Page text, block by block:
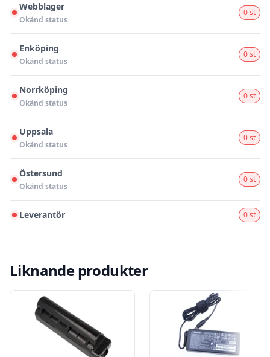
Webblager
Okänd status
0 st
Enköping
Okänd status
0 st
Norrköping
Okänd status
0 st
Uppsala
Okänd status
0 st
Östersund
Okänd status
0 st
Leverantör 0 st
Liknande produkter